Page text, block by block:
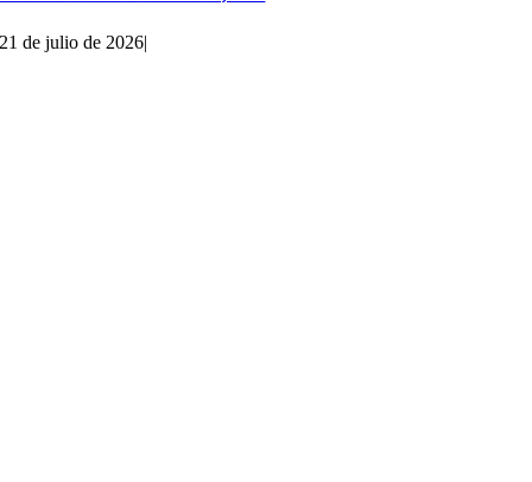
21 de julio de 2026|